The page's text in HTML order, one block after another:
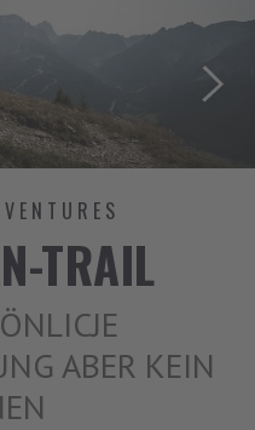
TRAIL
ABER KEIN